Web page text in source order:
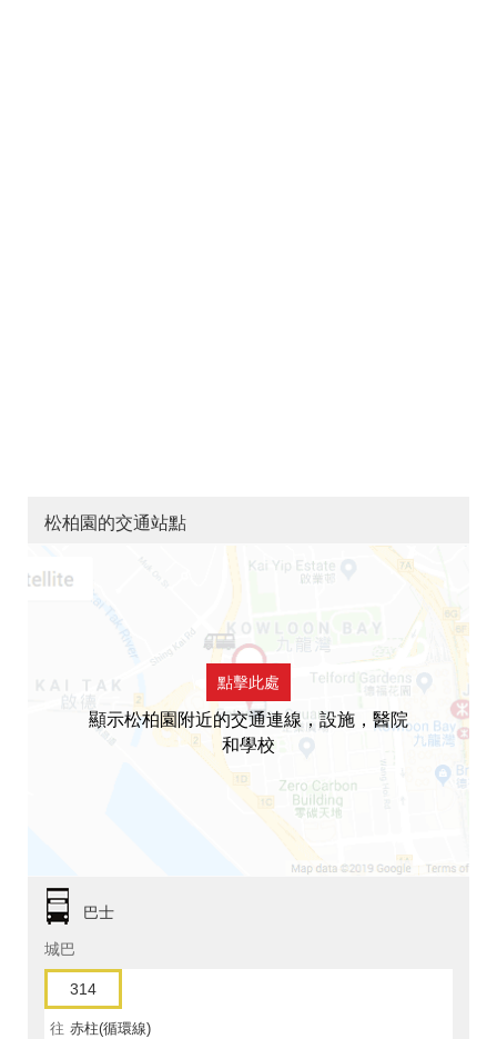
松柏園的交通站點
點擊此處
顯示松柏園附近的交通連線，設施，醫院
和學校
巴士
城巴
314
往 赤柱(循環線)